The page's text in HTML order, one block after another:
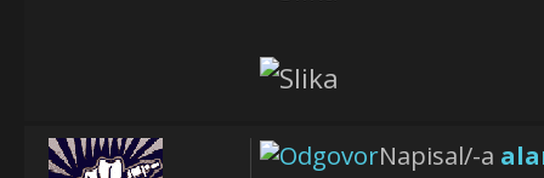
Napisal/-a